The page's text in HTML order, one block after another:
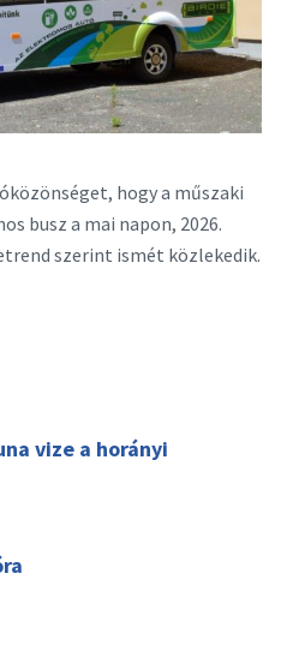
hogy a műszaki
busz a mai napon, 2026.
szerint ismét közlekedik.
vize a horányi